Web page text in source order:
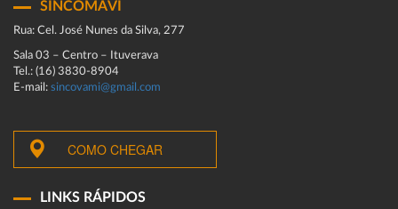
SINCOMAVI
Rua: Cel. José Nunes da Silva, 277
Sala 03 – Centro – Ituverava
Tel.: (16) 3830-8904
E-mail: sincovami@gmail.com
COMO CHEGAR
LINKS RÁPIDOS